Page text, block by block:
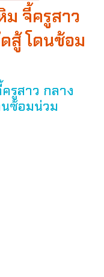
ม จี้ครูสาว
ดสู้ โดนซ้อม
รูสาว กลาง
นซ้อมน่วม